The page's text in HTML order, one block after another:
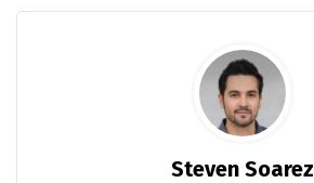
Steven Soarez